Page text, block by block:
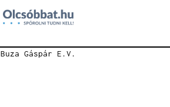
Buza Gáspár E.V.